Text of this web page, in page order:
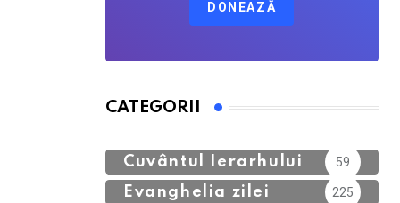
DONEAZĂ
CATEGORII
Cuvântul Ierarhului 59
Evanghelia zilei 225